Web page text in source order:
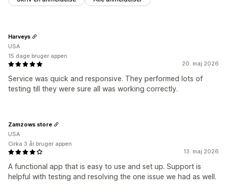
20. maj 2026
Service was quick and responsive. They performed lots of
testing till they were sure all was working correctly.
Harveys
USA
15 dage bruger appen
13. maj 2026
A functional app that is easy to use and set up. Support is
helpful with testing and resolving the one issue we had as well.
Zamzows store
USA
Cirka 3 år bruger appen